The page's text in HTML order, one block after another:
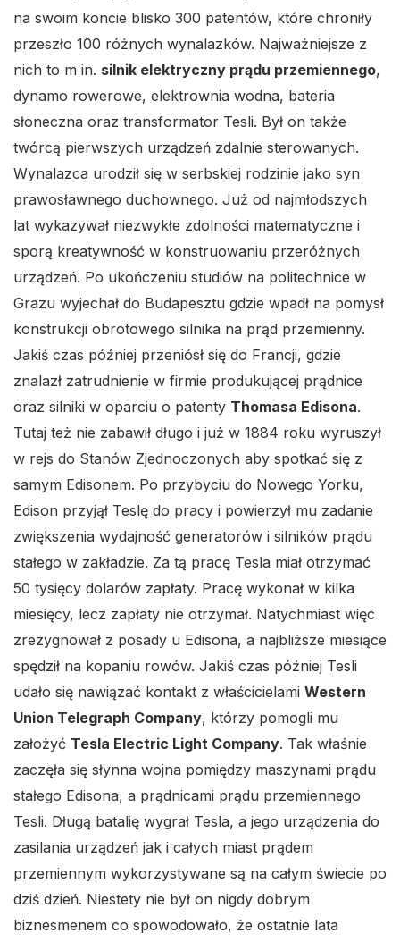
na swoim koncie blisko 300 patentów, które chroniły
przeszło 100 różnych wynalazków. Najważniejsze z
nich to m in. silnik elektryczny prądu przemiennego,
dynamo rowerowe, elektrownia wodna, bateria
słoneczna oraz transformator Tesli. Był on także
twórcą pierwszych urządzeń zdalnie sterowanych.
Wynalazca urodził się w serbskiej rodzinie jako syn
prawosławnego duchownego. Już od najmłodszych
lat wykazywał niezwykłe zdolności matematyczne i
sporą kreatywność w konstruowaniu przeróżnych
urządzeń. Po ukończeniu studiów na politechnice w
Grazu wyjechał do Budapesztu gdzie wpadł na pomysł
konstrukcji obrotowego silnika na prąd przemienny.
Jakiś czas później przeniósł się do Francji, gdzie
znalazł zatrudnienie w firmie produkującej prądnice
oraz silniki w oparciu o patenty Thomasa Edisona.
Tutaj też nie zabawił długo i już w 1884 roku wyruszył
w rejs do Stanów Zjednoczonych aby spotkać się z
samym Edisonem. Po przybyciu do Nowego Yorku,
Edison przyjął Teslę do pracy i powierzył mu zadanie
zwiększenia wydajność generatorów i silników prądu
stałego w zakładzie. Za tą pracę Tesla miał otrzymać
50 tysięcy dolarów zapłaty. Pracę wykonał w kilka
miesięcy, lecz zapłaty nie otrzymał. Natychmiast więc
zrezygnował z posady u Edisona, a najbliższe miesiące
spędził na kopaniu rowów. Jakiś czas później Tesli
udało się nawiązać kontakt z właścicielami Western
Union Telegraph Company, którzy pomogli mu
założyć Tesla Electric Light Company. Tak właśnie
zaczęła się słynna wojna pomiędzy maszynami prądu
stałego Edisona, a prądnicami prądu przemiennego
Tesli. Długą batalię wygrał Tesla, a jego urządzenia do
zasilania urządzeń jak i całych miast prądem
przemiennym wykorzystywane są na całym świecie po
dziś dzień. Niestety nie był on nigdy dobrym
biznesmenem co spowodowało, że ostatnie lata